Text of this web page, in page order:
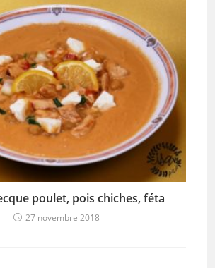
poulet, pois chiches, féta
27 novembre 2018